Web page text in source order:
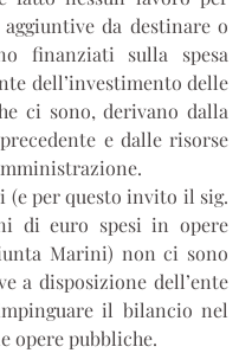
da destinare o
finanziati sulla spesa
dell’investimento delle
ci sono, derivano dalla
e dalle risorse
(e per questo invito il sig.
di euro spesi in opere
Marini) non ci sono
a disposizione dell’ente
il bilancio nel
opere pubbliche.